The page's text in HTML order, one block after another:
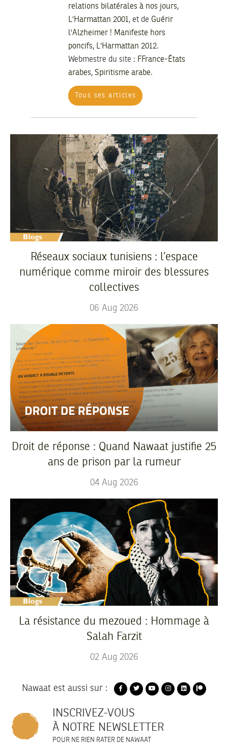
relations bilatérales à nos jours,
L'Harmattan 2001, et de Guérir
l'Alzheimer ! Manifeste hors
poncifs, L'Harmattan 2012.
Webmestre du site : FFrance-États
arabes, Spiritisme arabe.
Tous ses articles
Réseaux sociaux tunisiens : l’espace
numérique comme miroir des blessures
collectives
06 Aug 2026
Droit de réponse : Quand Nawaat justifie 25
ans de prison par la rumeur
04 Aug 2026
La résistance du mezoued : Hommage à
Salah Farzit
02 Aug 2026
Nawaat est aussi sur :
INSCRIVEZ-VOUS
À NOTRE NEWSLETTER
POUR NE RIEN RATER DE NAWAAT